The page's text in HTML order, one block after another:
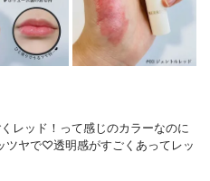
レッド！って感じのカラーなのに
ツヤで♡透明感がすごくあってレッ